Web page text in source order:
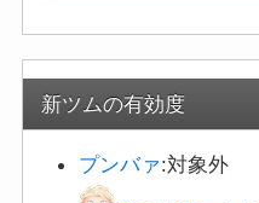
新ツムの有効度
プンバァ:対象外